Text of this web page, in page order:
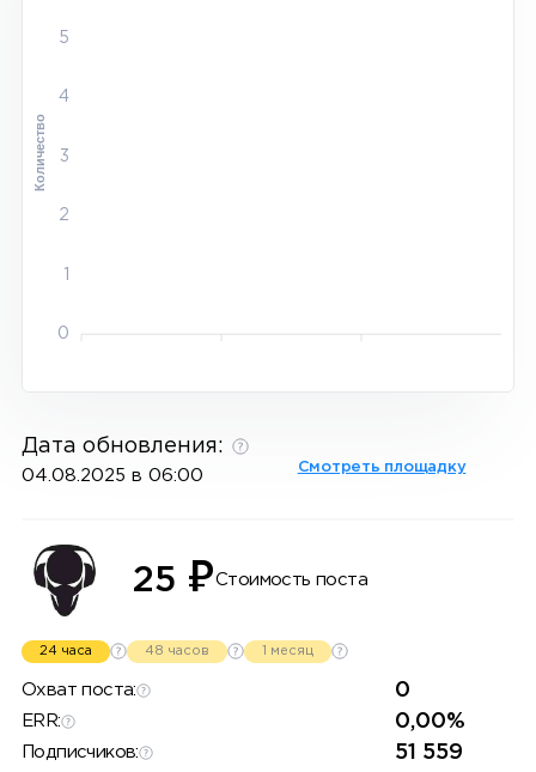
5
4
3
2
1
0
Количество
Дата обновления:
04.08.2025 в 06:00 Смотреть площадку
25 ₽Стоимость поста
24 часа 48 часов 1 месяц
Охват поста: 0
ERR: 0,00%
Подписчиков: 51 559